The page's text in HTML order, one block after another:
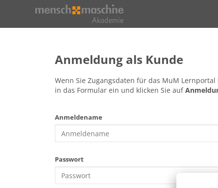
Hauptinhalt
Anmelden
Anmeldung als Kunde
Wenn Sie Zugangsdaten für das MuM
in das Formular ein und klicken Sie auf
Anmeldename
Passwort